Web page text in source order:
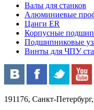
Валы для станков
Алюминиевые
Цанги ER
Корпусные
Подшипниковые
Винты для ЧПУ
191176, Санкт-